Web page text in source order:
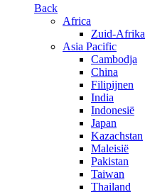
Back
Africa
Zuid-Afrika
Asia Pacific
Cambodja
China
Filipijnen
India
Indonesië
Japan
Kazachstan
Maleisië
Pakistan
Taiwan
Thailand